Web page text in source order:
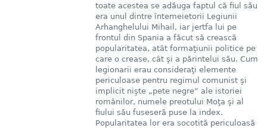
toate acestea se adăuga faptul că fiul său
era unul dintre întemeietorii Legiunii
Arhanghelului Mihail, iar jertfa lui pe
frontul din Spania a făcut să crească
popularitatea, atât formaţiunii politice pe
care o crease, cât şi a părintelui său. Cum
legionarii erau consideraţi elemente
periculoase pentru regimul comunist şi
implicit nişte „pete negre” ale istoriei
românilor, numele preotului Moţa şi al
fiului său fuseseră puse la index.
Popularitatea lor era socotită periculoasă